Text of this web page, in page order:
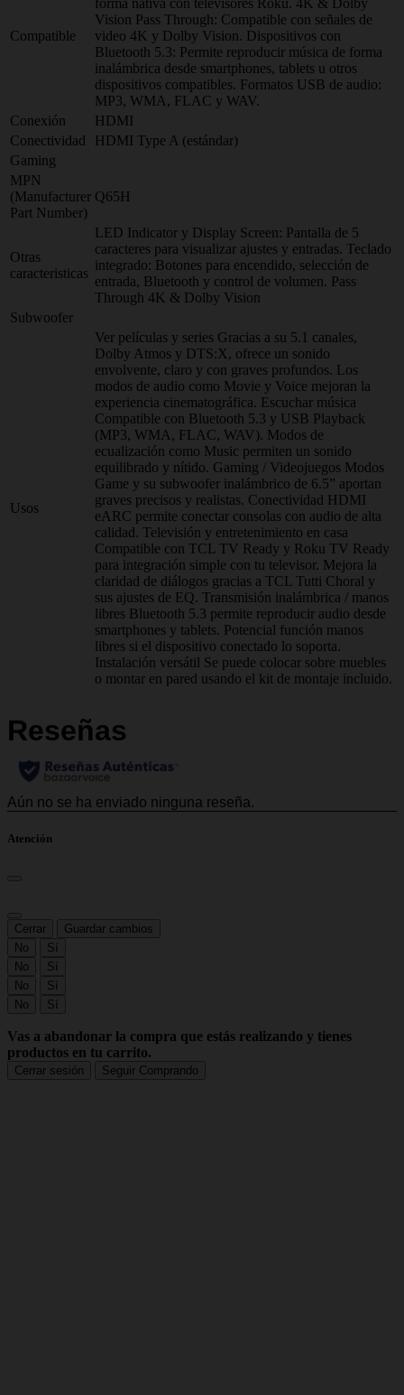
Compatible
Vision Pass Through: Compatible con señales de
video 4K y Dolby Vision. Dispositivos con
Bluetooth 5.3: Permite reproducir música de forma
inalámbrica desde smartphones, tablets u otros
dispositivos compatibles. Formatos USB de audio:
MP3, WMA, FLAC y WAV.
Conexión
HDMI
Conectividad
HDMI Type A (estándar)
Gaming
MPN
(Manufacturer
Part Number)
Q65H
Otras
caracteristicas
LED Indicator y Display Screen: Pantalla de 5
caracteres para visualizar ajustes y entradas. Teclado
integrado: Botones para encendido, selección de
entrada, Bluetooth y control de volumen. Pass
Through 4K & Dolby Vision
Subwoofer
Usos
Ver películas y series Gracias a su 5.1 canales,
Dolby Atmos y DTS:X, ofrece un sonido
envolvente, claro y con graves profundos. Los
modos de audio como Movie y Voice mejoran la
experiencia cinematográfica. Escuchar música
Compatible con Bluetooth 5.3 y USB Playback
(MP3, WMA, FLAC, WAV). Modos de
ecualización como Music permiten un sonido
equilibrado y nítido. Gaming / Videojuegos Modos
Game y su subwoofer inalámbrico de 6.5” aportan
graves precisos y realistas. Conectividad HDMI
eARC permite conectar consolas con audio de alta
calidad. Televisión y entretenimiento en casa
Compatible con TCL TV Ready y Roku TV Ready
para integración simple con tu televisor. Mejora la
claridad de diálogos gracias a TCL Tutti Choral y
sus ajustes de EQ. Transmisión inalámbrica / manos
libres Bluetooth 5.3 permite reproducir audio desde
smartphones y tablets. Potencial función manos
libres si el dispositivo conectado lo soporta.
Instalación versátil Se puede colocar sobre muebles
o montar en pared usando el kit de montaje incluido.
Atención
Cerrar
Guardar cambios
No
Sí
No
Sí
No
Sí
No
Sí
Vas a abandonar la compra que estás realizando y tienes
productos en tu carrito.
Cerrar sesión Seguir Comprando